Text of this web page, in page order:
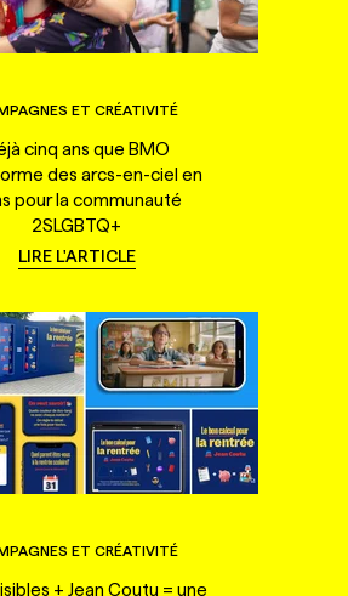
ET CRÉATIVITÉ
cinq ans que BMO
des arcs-en-ciel en
pour la communauté
2SLGBTQ+
LIRE L'ARTICLE
ET CRÉATIVITÉ
+ Jean Coutu = une